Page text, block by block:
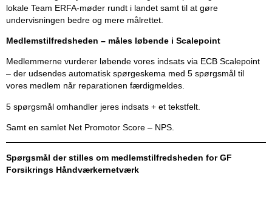
lokale Team ERFA-møder rundt i landet samt til at gøre
undervisningen bedre og mere målrettet.
Medlemstilfredsheden – måles løbende i Scalepoint
Medlemmerne vurderer løbende vores indsats via ECB Scalepoint
– der udsendes automatisk spørgeskema med 5 spørgsmål til
vores medlem når reparationen færdigmeldes.
5 spørgsmål omhandler jeres indsats + et tekstfelt.
Samt en samlet Net Promotor Score – NPS.
Spørgsmål der stilles om medlemstilfredsheden for GF
Forsikrings Håndværkernetværk